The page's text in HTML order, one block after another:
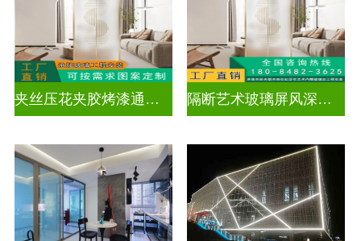
夹丝压花夹胶烤漆通电深雕浮雕玻璃 隔断艺术玻璃屏风深雕浮雕玻璃